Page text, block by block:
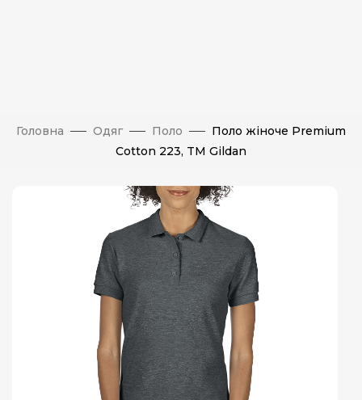
Головна Одяг Поло
Поло жіноче Premium
Cotton 223, TM Gildan